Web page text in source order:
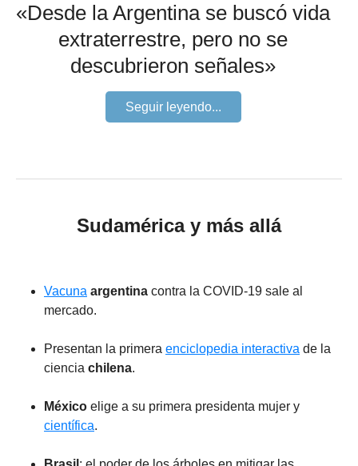
«Desde la Argentina se buscó vida
extraterrestre, pero no se
descubrieron señales»
Seguir leyendo...
Sudamérica y más allá
Vacuna argentina contra la COVID-19 sale al
mercado.
Presentan la primera enciclopedia interactiva de la
ciencia chilena.
México elige a su primera presidenta mujer y
científica.